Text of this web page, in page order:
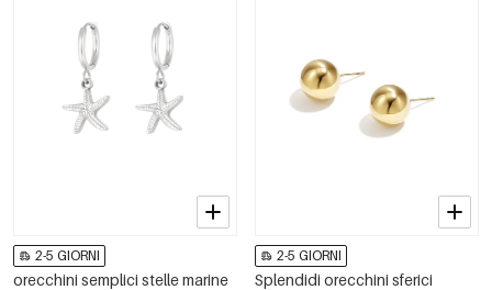
2-5 GIORNI
orecchini semplici stelle marine
2-5 GIORNI
Splendidi orecchini sferici